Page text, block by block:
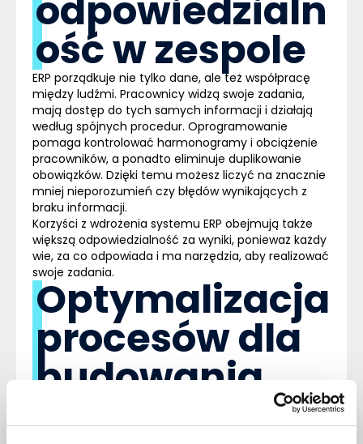
odpowiedzialn
ość w zespole
ERP porządkuje nie tylko dane, ale też współpracę
między ludźmi. Pracownicy widzą swoje zadania,
mają dostęp do tych samych informacji i działają
według spójnych procedur. Oprogramowanie
pomaga kontrolować harmonogramy i obciążenie
pracowników, a ponadto eliminuje duplikowanie
obowiązków. Dzięki temu możesz liczyć na znacznie
mniej nieporozumień czy błędów wynikających z
braku informacji.
Korzyści z wdrożenia systemu ERP obejmują także
większą odpowiedzialność za wyniki, ponieważ każdy
wie, za co odpowiada i ma narzędzia, aby realizować
swoje zadania.
Optymalizacja
procesów dla
budowania
przewagi